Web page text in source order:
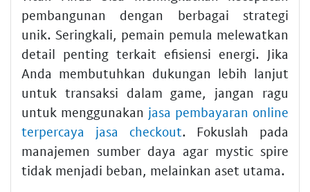
pembangunan dengan berbagai strategi
unik. Seringkali, pemain pemula melewatkan
detail penting terkait efisiensi energi. Jika
Anda membutuhkan dukungan lebih lanjut
untuk transaksi dalam game, jangan ragu
untuk menggunakan jasa pembayaran online
terpercaya jasa checkout. Fokuslah pada
manajemen sumber daya agar mystic spire
tidak menjadi beban, melainkan aset utama.